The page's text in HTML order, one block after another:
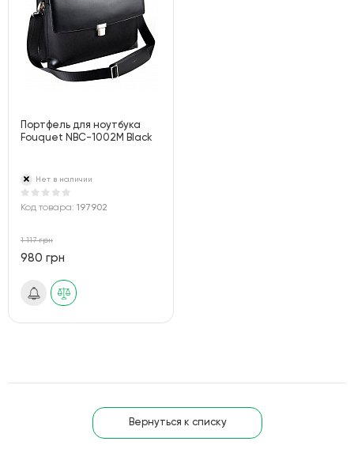
Портфель для ноутбука
Fouquet NBC-1002M Black
Нет в наличии
Код товара: 197902
1 117 грн
980 грн
Вернуться к списку